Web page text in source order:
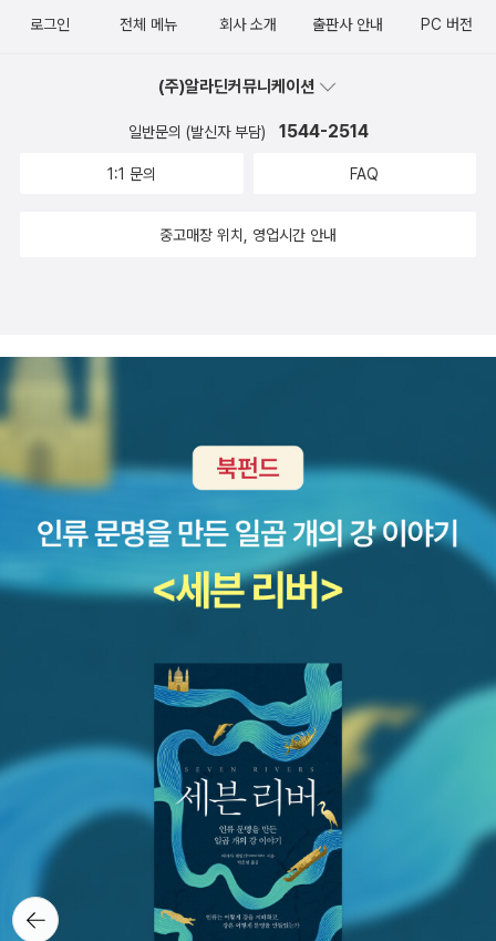
열병을 앓았던 또 다른 인물이 투영되어 있다. 제3의 인물이란 괴테
질 수 없는 사랑으로 인해 정신적인 고통에 시달려야하는 시간을 보
다. 하지만 그의 친구 예루살렘은 고통을 견디다 못해 자살이라는 비
습이 젊은 괴테라면, 소설 결말부에 자살로 인해 생을 마감하는 모습
버린 인생 실패자’라는 평가가 있을 것이다. 하지만 괴테가 살았던 낭
는 청춘의 일부분이며 독일의 젊은이들은 베르테르의 삶과 사랑을 동
경하기도 했다. 심지어 소설 속 베르테르가 입고 있던 노란색 조끼와
푸른색 연미복은 당시 선풍적인 인기를 끌었고 그를 모방하는 자살
신드롬까지 생겨났다. 베르테르에 대한 동경은 독일뿐만 아니라 유럽
곳곳에 퍼질 정도로 대단했는데 프랑스의 황제 나폴레옹 역시 괴테의
<젋은 베르테르의 슬픔>을 애독했으며 베르테르의 복장을 따라 입을
정도였다. 이런 현상 덕분에 소위 ‘베르테르 효과’라는 자살과 관련된
화 중에서 (베르테르가 자살을 하는 장면, 민음사판 pp 211) “로테,
나는 두려워하지 않고, 차갑고 무서운 술잔을 손에 들어 죽음의 도취
를 다 마셔버리렵니다. 당신이 이 잔을 내게 손수 내어주셨습니다. 나
는 망설이지 않겠습니다. 모든 것이! 모든 것이 내 인생의 모든 소원과
희망이 이뤄졌습니다! 이렇게 냉정하게, 이렇게 담담하게 죽음의 철
문을 두드립니다!” (괴테『젊은 베르테르의 슬픔』민음사, pp 209~
210) 죽음의 철문을 두드리다니... 베르테르가 자살하기 직전에
쓴 편지 속 구절에서도 알 수 있듯이 사랑의 갈망에 허덕이다가 결국
죽음을 선택하는 그의 결단이 극단적으로 느껴지는 대목이다. 하지만
아), 엘리어트의 <황무지>(영미권), 네루다의 <모두의 노래>(스페
좀 특이하다(요컨대, 보들레르가 빠져 있는 것). <모두의 노래>를 제
품들이다(푸슈킨의 경우엔 단도직입적으로 운문소설 <예브네기 오
네긴>을 꼽는 게 어땠을까 싶다). 소설의 경우에도 토마스 만의 <
<약혼자들> 등이 포함된 것은 안심할 수 있는 번역본들이 출간된 사
어시그(1928- )의 책은 어떤 연줄로 포함된 것인지?(굳이 지적하자
면, 플로베르와 조이스도 빠졌는데 말이다. 프루스트는 분량 때문에
뺐다손 치더라도.)물론 그의 작품 <선과 모터사이클 관리술(Zen an
d the Art of Motorcycle Maintenance)>이 멜빌의 <모비딕>에
비견되기도 할 만큼 중요한 작품이라지만, 문제는 독자가 우리말로
읽을 수 없다면 말 그대로 '그림의 떡' 아닌가? '21세기 한국이 문화적
상황에서 다시 읽으면 좋은 작품'이 문제가 아니라 '읽을 수라도 있으
면 좋은 작품'이 문제가 되는 것이니까. 여기서 '고전'에 대한 한 가지
원칙에 합의할 수 있는데, 그건 일차적으로 '번역'돼 있어야 한다는
번역본이 나와 있다고만 해서 문제가 종결되는 것은 아니다. 가령, 디
킨스의 <위대한 유산> 같은 경우는 <영미명작, 좋은 번역을 찾아서>
(창비, 2005)에 따르면 다수의 번역본들에도 불구하고 추천할 만한
번역이 한 종도 없는 걸로 돼 있는데(제목은 '막대한 유산'으로 하고),
이 해제를 읽은 (청소년을 포함한) 독자들은 어떻게 '고전'과 만나야
하는 걸까? 궁극적으로 '고전해제'라는 것은 고전 읽기를 대신하는 것
이 아니라 그 읽기를 제안하고 유혹하는 것이 본연의 임무라고 할 때
말이다. 해서, 우리가 합의할 수 있는 또다른 원칙은 신뢰할 수 있
는 번역이어야 한다는 것. 거기에 마지막 원칙을 하나 더 덧붙이자
들(?) 가운데 가장 똑똑하다. 나는 <당신들의 대한민국>을 그해의
감의 일부는 신문광고에 사용되기도 했다), 이후에도 그는 기대를 저
버리지 않고 꼬박꼬박 우리의 게으름과 타성적인 사고를 후려치는 책
의 깨달음>(인물과사상사, 2005)을 참조할 수 있다). 이번 신간은
이 책을 인터넷서점에 주문하는 것보다 빨리 사보려고 네댓 군데의
다. 사실, 박노자의 책을 추천한다는 것은 다반사(茶飯事; 먹고 마시
(이학사)이다. 이 책도 나오긴 작년에 나왔지만, 발행일자는 2004년
1월 10일로 돼 있는 ‘미래의 책’이다. 그러니 공식적으론 아직 읽으면
안되는 책이기도 하다. ‘강해’라는 건 강의와 해제를 말한다. 저자가
철학아카데미에서 국역본 <지각과 현상학>이 나오기 이전에 이 메를
로-퐁티 ‘선생님’의 주저를 풀어서 강의한 내용이다. ‘거의 독학하다
에 나온 국역본조차도 조광제에 의하면, 오역의 범벅이기 때문에(“<
지각의 현상학> 번역문에 대한 분석', <아카필로> 제8호, 2003) 일
반 독자가 메를로-퐁티를 읽어낸다는 것은 거의 기적적인 일이다. 그
런 점에서, 이 신간의 의의는 원전 독해에 대한 갈증을 어느 정도 채워
줄 수 있을 거라는 점이다. 세번째 책은 실천윤리학의 거장인 호주
의 철학자 피터 싱어의 <세계화의 윤리>(아카넷)이다. 이 책도 발행
일자가 2003년 12월 30일이니 벌써 한 해 묵은 책이다. 원제는 . 지
젝은 여러 글들에서 현재의 세계화의 일면성과 불충분성(경제적 세계
화에 대한 열변들에는 정치적 진리의 보편성에 대한 주장이 빠져있기
뒤로가
기
로그인 전체 메뉴 회사 소개 출판사 안내 PC 버전
(주)알라딘커뮤니케이션
일반문의 (발신자 부담) 1544-2514
1:1 문의 FAQ
중고매장 위치, 영업시간 안내